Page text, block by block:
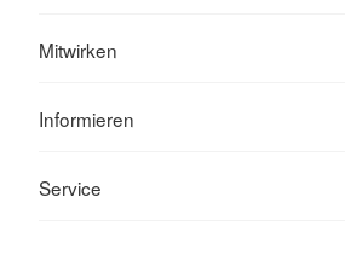
Mitwirken
Informieren
Service